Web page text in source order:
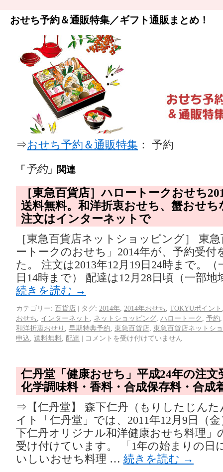
おせち予約＆通販特集／ギフト通販まとめ！
⇒おせち予約＆通販特集 ： 予約
「 予約」関連
［東急百貨店］ハロートークおせち
送料無料。和洋折衷おせち、蟹おせち
注文はインターネットで
［東急百貨店ネットショッピング］ 東
ートークのおせち」2014年が、予約受付
た。 注文は2013年12月19日24時まで。（
日14時まで） 配達は12月28日頃（一部
続きを読む →
カテゴリー: 百貨店 | タグ: 2014年 2014年おせち TOKYUポイント
おせち
インターネット ネットショッピング ハロートーク 予約
和洋折衷おせり
早期特典予約 東急百貨店 東急百貨店ネットシ
申込 送料無料 配達 | コメントを受け付けていません
仁丹堂「健康おせち」平成24年の注文
化学調味料・香料・合成保存料・合成
⇒【仁丹堂】 森下仁丹（もりしたじんた
イト「仁丹堂」では、2011年12月9日（
下仁丹オリジナル和洋健康おせち料理」
受け付けています。 「1年の始まりの日
いしいおせち料理 … 続きを読む →